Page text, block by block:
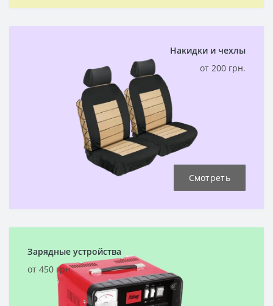
Накидки и чехлы
от 200 грн.
Смотреть
Зарядные устройства
от 450 грн.